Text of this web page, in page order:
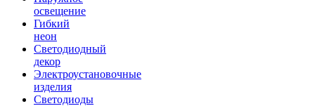
освещение
Гибкий
неон
Светодиодный
декор
Электроустановочные
изделия
Светодиоды